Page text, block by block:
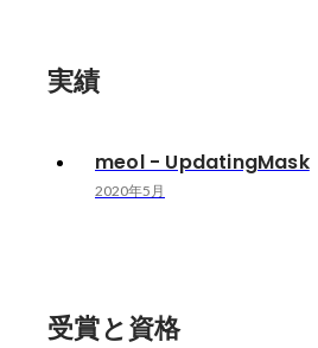
実績
meol - UpdatingMask
2020年5月
受賞と資格